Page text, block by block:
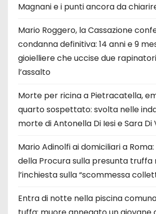
Magnani e i punti ancora da
Mario Roggero, la Cassazione
condanna definitiva: 14 anni e 9
gioielliere che uccise due
l’assalto
Morte per ricina a Pietracatella,
quarto sospettato: svolta nelle
morte di Antonella Di Iesi e Sara Di
Mario Adinolfi ai domiciliari a
della Procura sulla presunta truffa
l’inchiesta sulla “scommessa
Entra di notte nella piscina